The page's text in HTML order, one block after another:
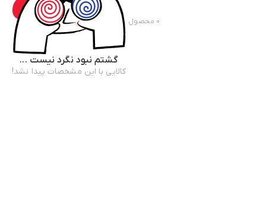
۰ محصول
گشتم نبود نگرد نیست ...
کالایی با این مشخصات پیدا نشد!